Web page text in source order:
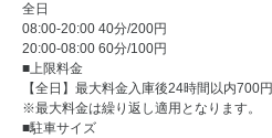
全日
08:00-20:00 40分/200円
20:00-08:00 60分/100円
■上限料金
【全日】最大料金入庫後24時間以内700円
※最大料金は繰り返し適用となります。
■駐車サイズ